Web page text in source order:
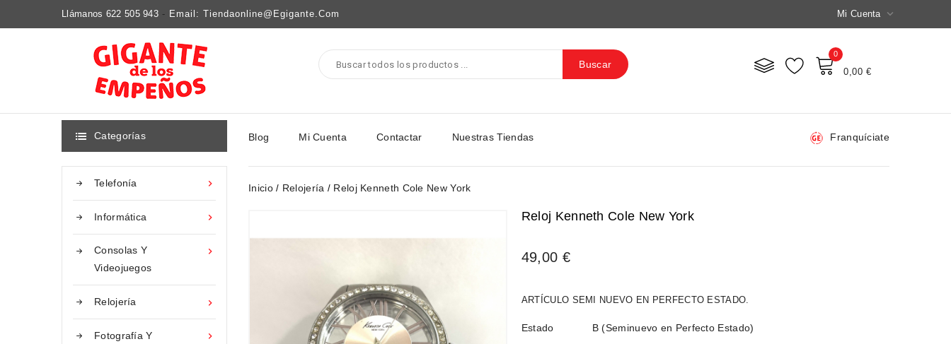
Llámanos 622 505 943 - Email: Tiendaonline@egigante.com Mi Cuenta 
0
0,00 €
Buscar
 Categorías

Telefonía

Informática

Consolas Y
Videojuegos

Relojería

Fotografía Y
Blog Mi Cuenta Contactar Nuestras Tiendas Franquíciate
Inicio Relojería Reloj Kenneth Cole New York
Reloj Kenneth Cole New York
49,00 €
ARTÍCULO SEMI NUEVO EN PERFECTO ESTADO.
Estado B (Seminuevo en Perfecto Estado)